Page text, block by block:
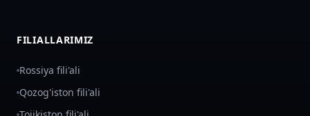
FILIALLARIMIZ
Rossiya fili'ali
Qozog'iston fili'ali